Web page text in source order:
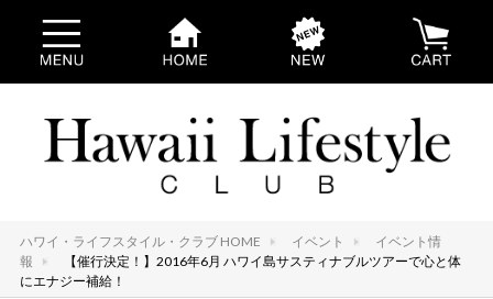
ハワイ・ライフスタイル・クラブ HOME イベント
イベント情
報
【催行決定！】2016年6月 ハワイ島サスティナブルツアーで心と体
にエナジー補給！